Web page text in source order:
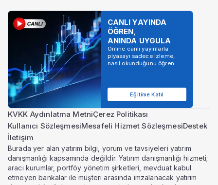
CANLI YAYINDA
ÖĞREN,
ANINDA UYGULA
Online canlı yayınlarla
piyasayı sadece izleme,
nasıl okunduğunu öğren.
Eğitime Katıl
KVKK Aydınlatma MetniÇerez Politikası
Kullanıcı SözleşmesiMesafeli Hizmet SözleşmesiDestek
İletişim
Burada yer alan yatırım bilgi, yorum ve tavsiyeleri yatırım
danışmanlığı kapsamında değildir. Yatırım danışmanlığı hizmeti;
aracı kurumlar, portföy yönetim şirketleri, mevduat kabul
etmeyen bankalar ile müşteri arasında imzalanacak yatırım